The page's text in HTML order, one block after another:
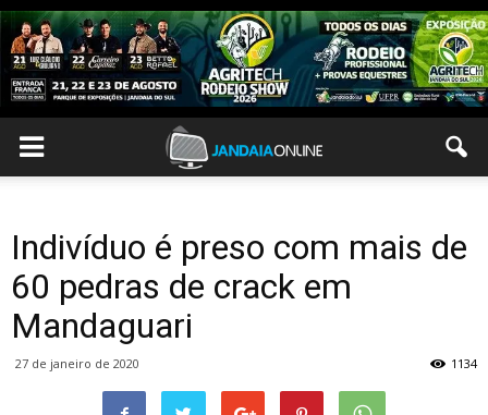
Indivíduo é preso com mais de
60 pedras de crack em
Mandaguari
27 de janeiro de 2020 1134